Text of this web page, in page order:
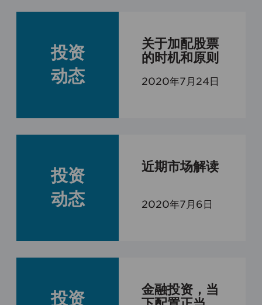
投资
动态
关于加配股票
的时机和原则
2020年7月24日
投资
动态
近期市场解读
2020年7月6日
投资
金融投资，当